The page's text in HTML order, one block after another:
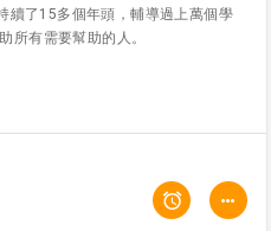
續了15多個年頭，輔導過上萬個學
所有需要幫助的人。